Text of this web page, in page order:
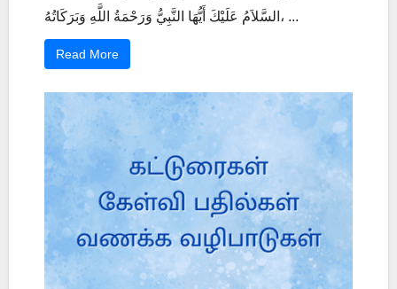
السَّلاَمُ عَلَيْكَ أَيُّهَا النَّبِيُّ وَرَحْمَةُ اللَّهِ وَبَرَكَاتُهُ، ...
Read More